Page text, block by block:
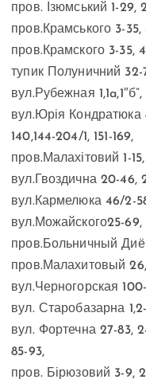
пров. Ізюмський 1-29,
пров.Крамського 3-35,
пров.Крамского 3-35,
тупик Полуничний 32-
вул.Рубежная
вул.Юрія Кондратюка
140,144-204/1, 151-169,
пров.Малахітовий 1-
вул.Гвоздична 20-46,
вул.Кармелюка 46/2-
вул.Можайского25-69,
пров.Больничный
пров.Малахитовый
вул.Черногорская
вул. Старобазарна 1,2-
вул. Фортечна 27-83,
85-93,
пров. Бірюзовий 3-9,